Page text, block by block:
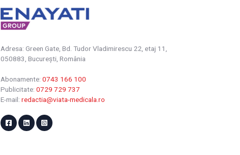
Adresa: Green Gate, Bd. Tudor Vladimirescu 22, etaj 11,
050883, Bucureşti, România
Abonamente: 0743 166 100
Publicitate: 0729 729 737
E-mail: redactia@viata-medicala.ro